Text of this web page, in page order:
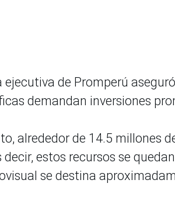
ejecutiva de Promperú
demandan inversiones
alrededor de 14.5 millones
decir, estos recursos se
se destina